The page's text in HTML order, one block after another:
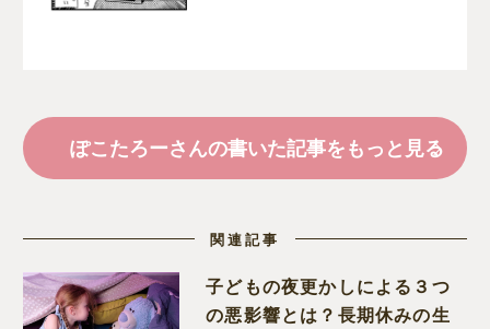
ぽこたろーさんの書いた記事をもっと見る
関連記事
子どもの夜更かしによる３つ
の悪影響とは？長期休みの生